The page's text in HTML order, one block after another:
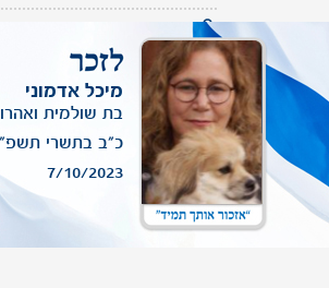
לעדכון תמונת יקירך
מיכל אדמוני
בת שולמית
כ"ב בתשרי
7/10/2023